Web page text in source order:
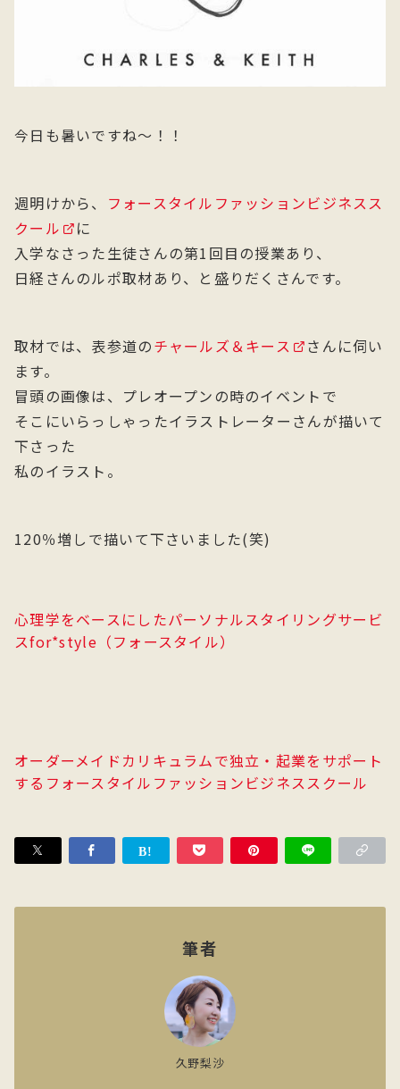
今日も暑いですね～！！
週明けから、 フォースタイルファッションビジネスス
クール
に
入学なさった生徒さんの第1回目の授業あり、
日経さんのルポ取材あり、と盛りだくさんです。
取材では、表参道のチャールズ＆キース
さんに伺い
ます。
冒頭の画像は、プレオープンの時のイベントで
そこにいらっしゃったイラストレーターさんが描いて
下さった
私のイラスト。
120％増しで描いて下さいました(笑)
心理学をベースにしたパーソナルスタイリングサービ
スfor*style（フォースタイル）
オーダーメイドカリキュラムで独立・起業をサポート
するフォースタイルファッションビジネススクール
筆者
久野梨沙